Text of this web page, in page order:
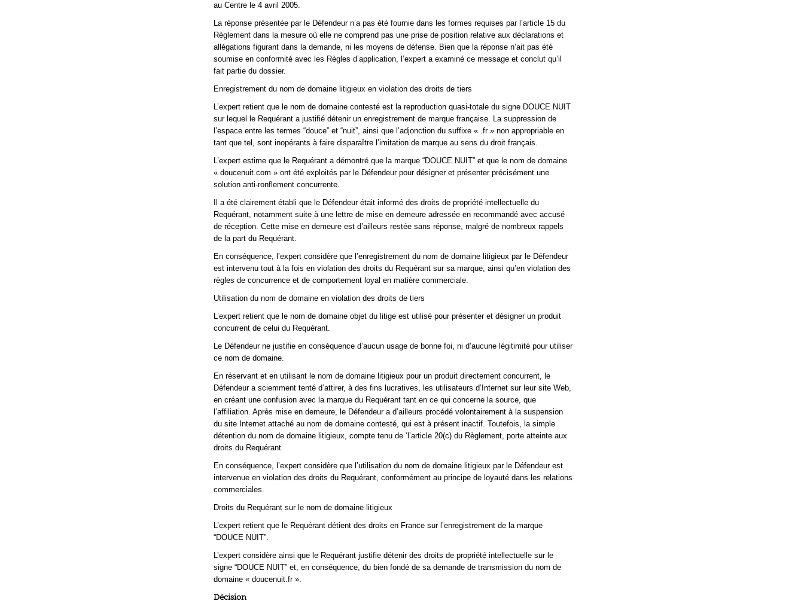
au Centre le 4 avril 2005.
La réponse présentée par le Défendeur n’a pas été fournie dans les formes requises par l’article 15 du
Règlement dans la mesure où elle ne comprend pas une prise de position relative aux déclarations et
allégations figurant dans la demande, ni les moyens de défense. Bien que la réponse n’ait pas été
soumise en conformité avec les Règles d’application, l’expert a examiné ce message et conclut qu’il
fait partie du dossier.
Enregistrement du nom de domaine litigieux en violation des droits de tiers
L’expert retient que le nom de domaine contesté est la reproduction quasi-totale du signe DOUCE NUIT
sur lequel le Requérant a justifié détenir un enregistrement de marque française. La suppression de
l’espace entre les termes “douce” et “nuit”, ainsi que l’adjonction du suffixe « .fr » non appropriable en
tant que tel, sont inopérants à faire disparaître l’imitation de marque au sens du droit français.
L’expert estime que le Requérant a démontré que la marque “DOUCE NUIT” et que le nom de domaine
« doucenuit.com » ont été exploités par le Défendeur pour désigner et présenter précisément une
solution anti-ronflement concurrente.
Il a été clairement établi que le Défendeur était informé des droits de propriété intellectuelle du
Requérant, notamment suite à une lettre de mise en demeure adressée en recommandé avec accusé
de réception. Cette mise en demeure est d’ailleurs restée sans réponse, malgré de nombreux rappels
de la part du Requérant.
En conséquence, l’expert considère que l’enregistrement du nom de domaine litigieux par le Défendeur
est intervenu tout à la fois en violation des droits du Requérant sur sa marque, ainsi qu’en violation des
règles de concurrence et de comportement loyal en matière commerciale.
Utilisation du nom de domaine en violation des droits de tiers
L’expert retient que le nom de domaine objet du litige est utilisé pour présenter et désigner un produit
concurrent de celui du Requérant.
Le Défendeur ne justifie en conséquence d’aucun usage de bonne foi, ni d’aucune légitimité pour utiliser
ce nom de domaine.
En réservant et en utilisant le nom de domaine litigieux pour un produit directement concurrent, le
Défendeur a sciemment tenté d’attirer, à des fins lucratives, les utilisateurs d’Internet sur leur site Web,
en créant une confusion avec la marque du Requérant tant en ce qui concerne la source, que
l’affiliation. Après mise en demeure, le Défendeur a d’ailleurs procédé volontairement à la suspension
du site Internet attaché au nom de domaine contesté, qui est à présent inactif. Toutefois, la simple
détention du nom de domaine litigieux, compte tenu de ‘l’article 20(c) du Règlement, porte atteinte aux
droits du Requérant.
En conséquence, l’expert considère que l’utilisation du nom de domaine litigieux par le Défendeur est
intervenue en violation des droits du Requérant, conformément au principe de loyauté dans les relations
commerciales.
Droits du Requérant sur le nom de domaine litigieux
L’expert retient que le Requérant détient des droits en France sur l’enregistrement de la marque
“DOUCE NUIT”.
L’expert considère ainsi que le Requérant justifie détenir des droits de propriété intellectuelle sur le
signe “DOUCE NUIT” et, en conséquence, du bien fondé de sa demande de transmission du nom de
domaine « doucenuit.fr ».
Décision